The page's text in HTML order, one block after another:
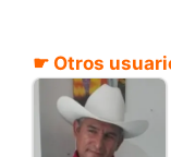
☛ Otros